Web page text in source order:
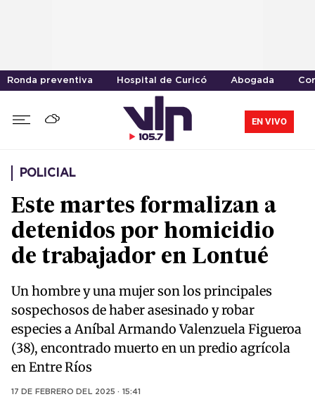
Ronda preventiva Hospital de Curicó Abogada
EN VIVO
POLICIAL
Este martes formalizan a
detenidos por homicidio
de trabajador en Lontué
Un hombre y una mujer son los principales
sospechosos de haber asesinado y robar
especies a Aníbal Armando Valenzuela Figueroa
(38), encontrado muerto en un predio agrícola
en Entre Ríos
17 DE FEBRERO DEL 2025 · 15:41